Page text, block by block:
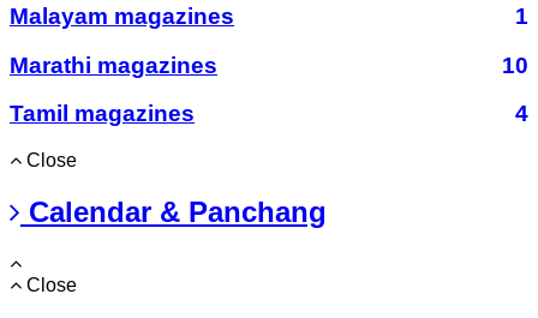
Malayam magazines
1
Marathi magazines
10
Tamil magazines
4
Close
Calendar & Panchang
Close